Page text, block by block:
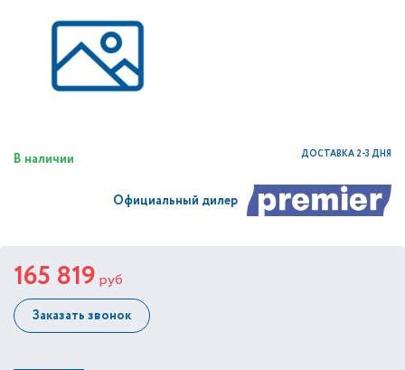
В наличии ДОСТАВКА 2-3 ДНЯ
Официальный дилер
165 819 руб
Заказать звонок